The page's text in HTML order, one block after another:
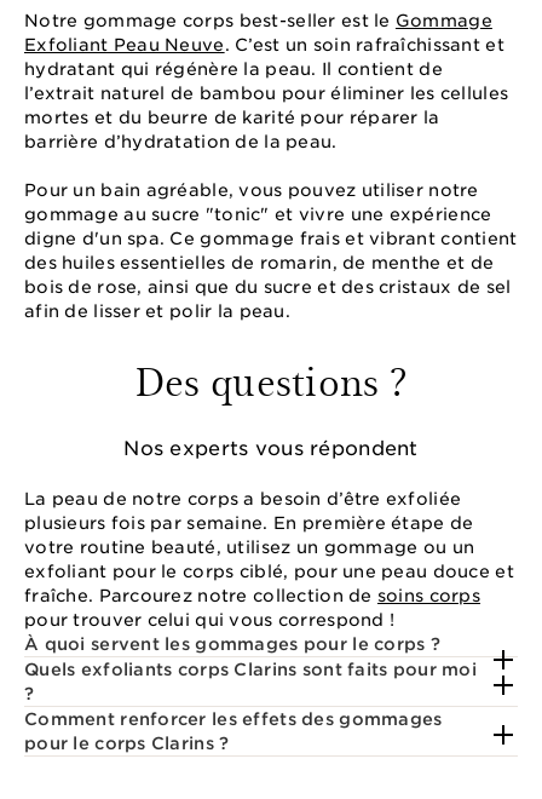
Notre gommage corps best-seller est le Gommage
Exfoliant Peau Neuve. C’est un soin rafraîchissant et
hydratant qui régénère la peau. Il contient de
l’extrait naturel de bambou pour éliminer les cellules
mortes et du beurre de karité pour réparer la
barrière d’hydratation de la peau.
Pour un bain agréable, vous pouvez utiliser notre
gommage au sucre "tonic" et vivre une expérience
digne d'un spa. Ce gommage frais et vibrant contient
des huiles essentielles de romarin, de menthe et de
bois de rose, ainsi que du sucre et des cristaux de sel
afin de lisser et polir la peau.
Des questions ?
Nos experts vous répondent
La peau de notre corps a besoin d’être exfoliée
plusieurs fois par semaine. En première étape de
votre routine beauté, utilisez un gommage ou un
exfoliant pour le corps ciblé, pour une peau douce et
fraîche. Parcourez notre collection de soins corps
pour trouver celui qui vous correspond !
À quoi servent les gommages pour le corps ?
Quels exfoliants corps Clarins sont faits pour moi
?
Comment renforcer les effets des gommages
pour le corps Clarins ?